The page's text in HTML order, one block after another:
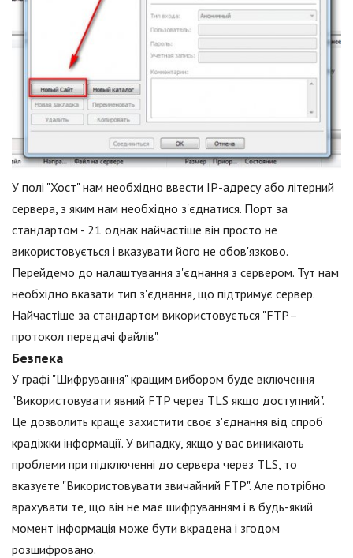
У полі "Хост" нам необхідно ввести IP-адресу або літерний
сервера, з яким нам необхідно з'єднатися. Порт за
стандартом - 21 однак найчастіше він просто не
використовується і вказувати його не обов'язково.
Перейдемо до налаштування з'єднання з сервером. Тут нам
необхідно вказати тип з'єднання, що підтримує сервер.
Найчастіше за стандартом використовується "FTP–
протокол передачі файлів".
Безпека
У графі "Шифрування" кращим вибором буде включення
"Використовувати явний FTP через TLS якщо доступний".
Це дозволить краще захистити своє з'єднання від спроб
крадіжки інформації. У випадку, якщо у вас виникають
проблеми при підключенні до сервера через TLS, то
вказуєте "Використовувати звичайний FTP". Але потрібно
врахувати те, що він не має шифруванням і в будь-який
момент інформація може бути вкрадена і згодом
розшифровано.